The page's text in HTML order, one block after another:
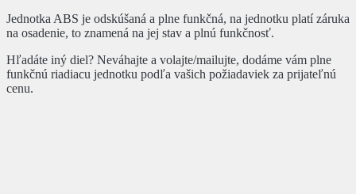
Jednotka ABS je odskúšaná a plne funkčná, na jednotku platí záruka
na osadenie, to znamená na jej stav a plnú funkčnosť.
Hľadáte iný diel? Neváhajte a volajte/mailujte, dodáme vám plne
funkčnú riadiacu jednotku podľa vašich požiadaviek za prijateľnú
cenu.